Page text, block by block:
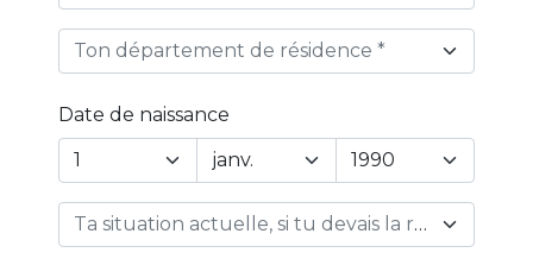
Ton département de résidence *
Date de naissance
Year
Day
Ta situation actuelle, si tu devais la résumer en 1 mot… *